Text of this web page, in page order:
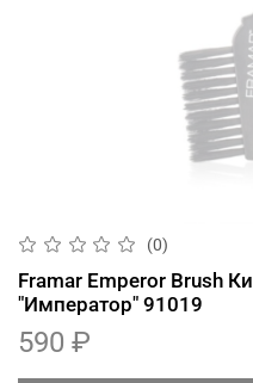
(0)
Framar Emperor Brush
"Император" 91019
590 ₽